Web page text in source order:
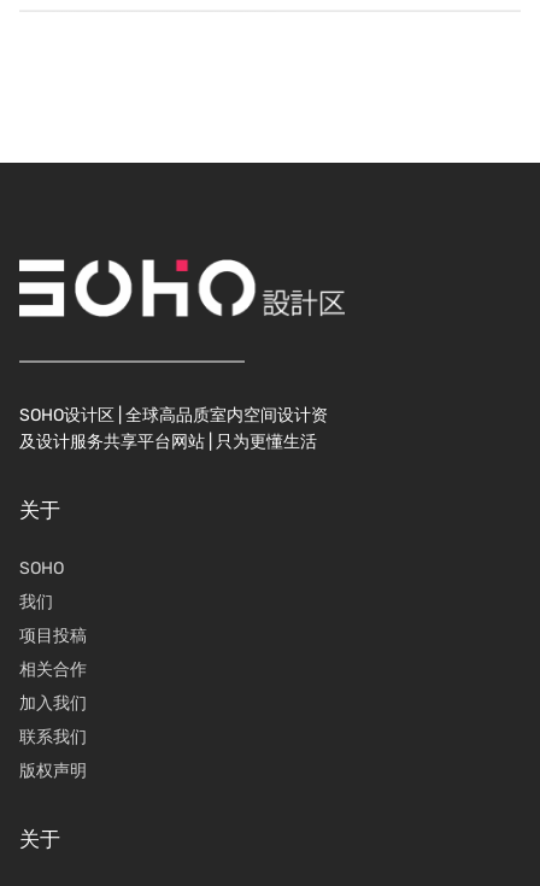
SOHO设计区 | 全球高品质室内空间设计资
及设计服务共享平台网站 | 只为更懂生活
关于
SOHO
我们
项目投稿
相关合作
加入我们
联系我们
版权声明
关于